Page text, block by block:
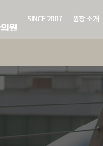
SINCE 2007 원장 소개